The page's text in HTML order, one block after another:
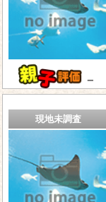
－
現地未調査